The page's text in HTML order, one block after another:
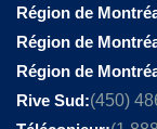
Région de
Région de
Région de
Rive Sud:(450)